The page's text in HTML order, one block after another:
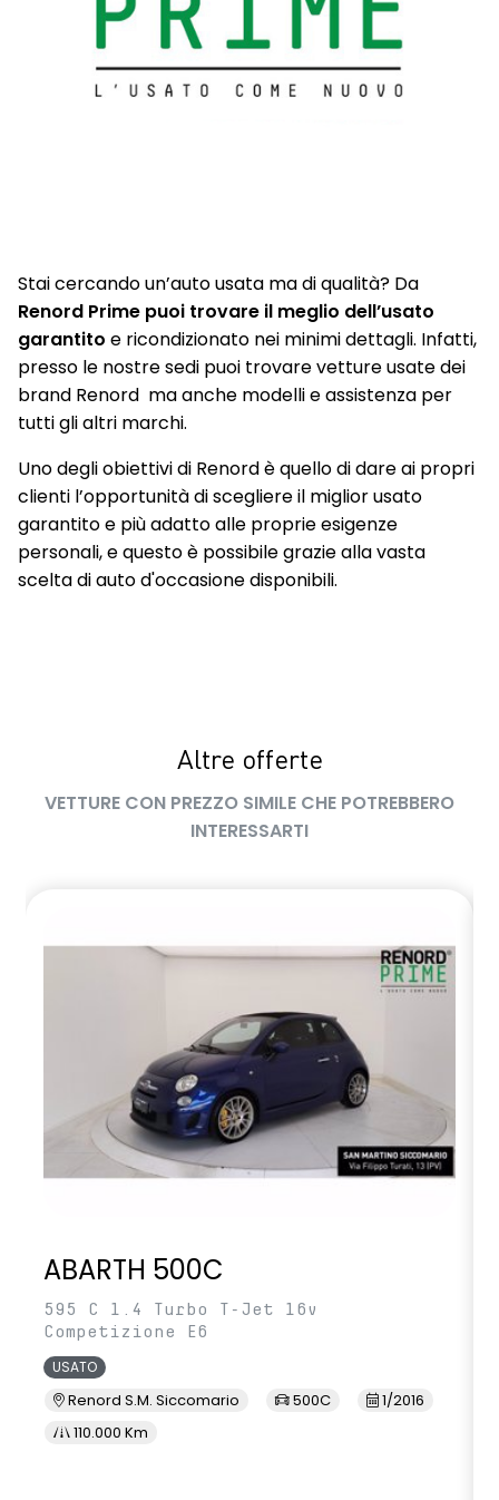
Stai cercando un’auto usata ma di qualità? Da
Renord Prime puoi trovare il meglio dell’usato
garantito e ricondizionato nei minimi dettagli. Infatti,
presso le nostre sedi puoi trovare vetture usate dei
brand Renord ma anche modelli e assistenza per
tutti gli altri marchi.
Uno degli obiettivi di Renord è quello di dare ai propri
clienti l’opportunità di scegliere il miglior usato
garantito e più adatto alle proprie esigenze
personali, e questo è possibile grazie alla vasta
scelta di auto d'occasione disponibili.
Altre offerte
VETTURE CON PREZZO SIMILE CHE POTREBBERO
INTERESSARTI
ABARTH 500C
595 C 1.4 Turbo T-Jet 16v
Competizione E6
USATO
Renord S.M. Siccomario 500C
1/2016
110.000 Km